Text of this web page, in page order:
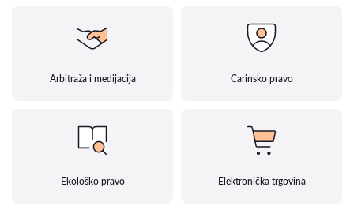
Arbitraža i medijacija Carinsko pravo
Ekološko pravo Elektronička trgovina